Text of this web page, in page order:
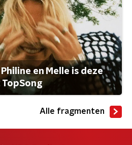
en Melle is deze
TopSong
Alle fragmenten